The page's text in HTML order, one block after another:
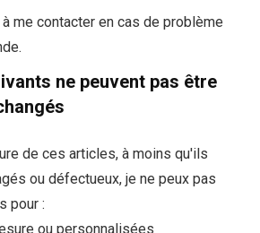
me contacter en cas de problème
ne peuvent pas être
de ces articles, à moins qu'ils
ou défectueux, je ne peux pas
pour :
ou personnalisées